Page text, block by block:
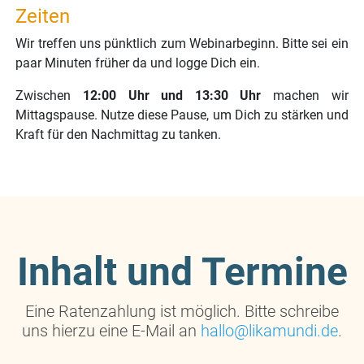
Zeiten
Wir treffen uns pünktlich zum Webinarbeginn. Bitte sei ein
paar Minuten früher da und logge Dich ein.
Zwischen 12:00 Uhr und 13:30 Uhr machen wir
Mittagspause. Nutze diese Pause, um Dich zu stärken und
Kraft für den Nachmittag zu tanken.
Inhalt und Termine
Eine Ratenzahlung ist möglich. Bitte schreibe
uns hierzu eine E-Mail an hallo@likamundi.de.